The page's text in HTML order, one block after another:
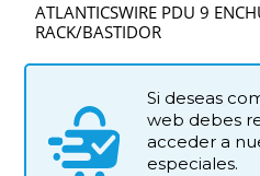
ATLANTICSWIRE PDU 9
RACK/BASTIDOR
Si deseas
web debes
acceder a
especiales.